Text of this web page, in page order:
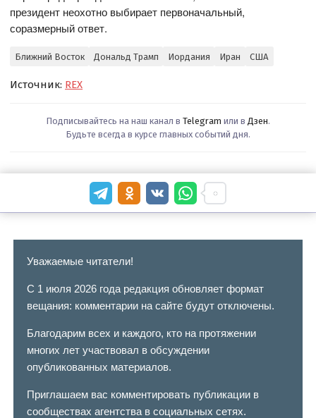
президент неохотно выбирает первоначальный,
соразмерный ответ.
Ближний Восток Дональд Трамп Иордания Иран США
Источник: REX
Подписывайтесь на наш канал в Telegram или в Дзен.
Будьте всегда в курсе главных событий дня.
Уважаемые читатели!
С 1 июля 2026 года редакция обновляет формат
вещания: комментарии на сайте будут отключены.
Благодарим всех и каждого, кто на протяжении
многих лет участвовал в обсуждении
опубликованных материалов.
Приглашаем вас комментировать публикации в
сообществах агентства в социальных сетях.